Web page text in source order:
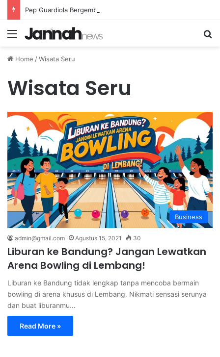
Menu
Home /Wisata Seru
Wisata Seru
Business
admin@gmail.com Agustus 15, 2021 30
Liburan ke Bandung? Jangan Lewatkan
Arena Bowling di Lembang!
Liburan ke Bandung tidak lengkap tanpa mencoba bermain
bowling di arena khusus di Lembang. Nikmati sensasi serunya
dan buat liburanmu…
Read More »